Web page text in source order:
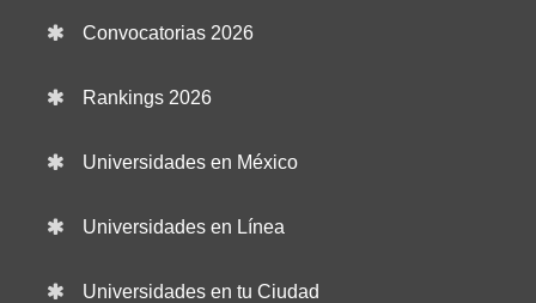
Convocatorias 2026
Rankings 2026
Universidades en México
Universidades en Línea
Universidades en tu Ciudad